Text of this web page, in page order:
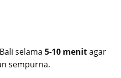
selama 5-10 menitagar
sempurna.